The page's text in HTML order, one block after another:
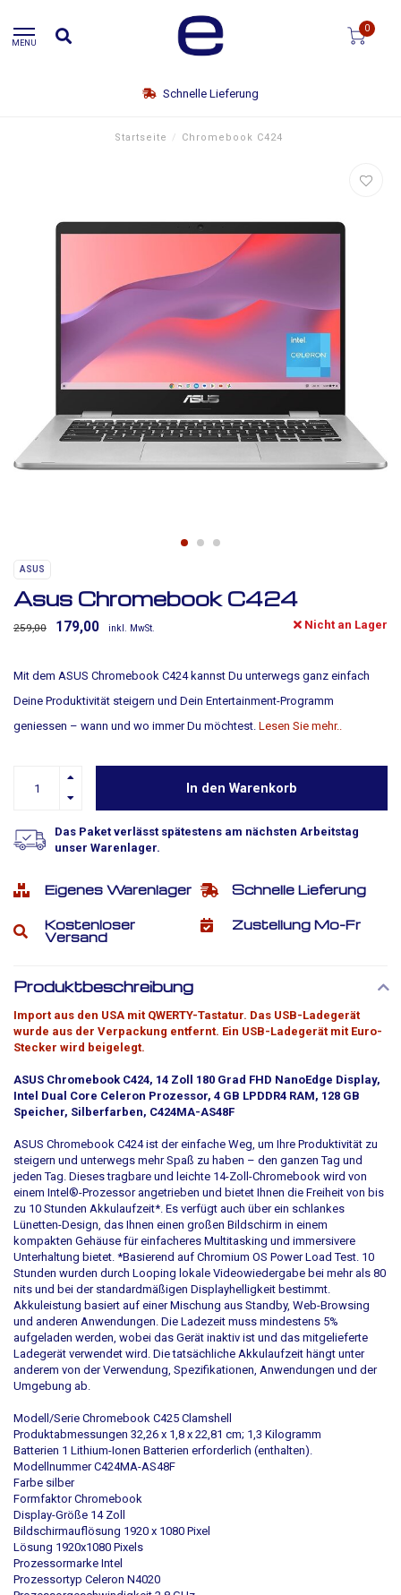
MENU
0
Schnelle Lieferung
Startseite / Chromebook C424
ASUS
Asus Chromebook C424
259,00 179,00 inkl. MwSt. Nicht an Lager
Mit dem ASUS Chromebook C424 kannst Du unterwegs ganz einfach
Deine Produktivität steigern und Dein Entertainment-Programm
geniessen – wann und wo immer Du möchtest. Lesen Sie mehr..
In den Warenkorb
Das Paket verlässt spätestens am nächsten Arbeitstag
unser Warenlager.
Eigenes Warenlager Schnelle Lieferung
Kostenloser
Versand
Zustellung Mo-Fr
Produktbeschreibung
Import aus den USA mit QWERTY-Tastatur. Das USB-Ladegerät
wurde aus der Verpackung entfernt. Ein USB-Ladegerät mit Euro-
Stecker wird beigelegt.
ASUS Chromebook C424, 14 Zoll 180 Grad FHD NanoEdge Display,
Intel Dual Core Celeron Prozessor, 4 GB LPDDR4 RAM, 128 GB
Speicher, Silberfarben, C424MA-AS48F
ASUS Chromebook C424 ist der einfache Weg, um Ihre Produktivität zu
steigern und unterwegs mehr Spaß zu haben – den ganzen Tag und
jeden Tag. Dieses tragbare und leichte 14-Zoll-Chromebook wird von
einem Intel®-Prozessor angetrieben und bietet Ihnen die Freiheit von bis
zu 10 Stunden Akkulaufzeit*. Es verfügt auch über ein schlankes
Lünetten-Design, das Ihnen einen großen Bildschirm in einem
kompakten Gehäuse für einfacheres Multitasking und immersivere
Unterhaltung bietet. *Basierend auf Chromium OS Power Load Test. 10
Stunden wurden durch Looping lokale Videowiedergabe bei mehr als 80
nits und bei der standardmäßigen Displayhelligkeit bestimmt.
Akkuleistung basiert auf einer Mischung aus Standby, Web-Browsing
und anderen Anwendungen. Die Ladezeit muss mindestens 5%
aufgeladen werden, wobei das Gerät inaktiv ist und das mitgelieferte
Ladegerät verwendet wird. Die tatsächliche Akkulaufzeit hängt unter
anderem von der Verwendung, Spezifikationen, Anwendungen und der
Umgebung ab.
Modell/Serie ‎Chromebook C425 Clamshell
Produktabmessungen ‎32,26 x 1,8 x 22,81 cm; 1,3 Kilogramm
Batterien ‎1 Lithium-Ionen Batterien erforderlich (enthalten).
Modellnummer ‎C424MA-AS48F
Farbe ‎silber
Formfaktor ‎Chromebook
Display-Größe ‎14 Zoll
Bildschirmauflösung ‎1920 x 1080 Pixel
Lösung ‎1920x1080 Pixels
Prozessormarke ‎Intel
Prozessortyp ‎Celeron N4020